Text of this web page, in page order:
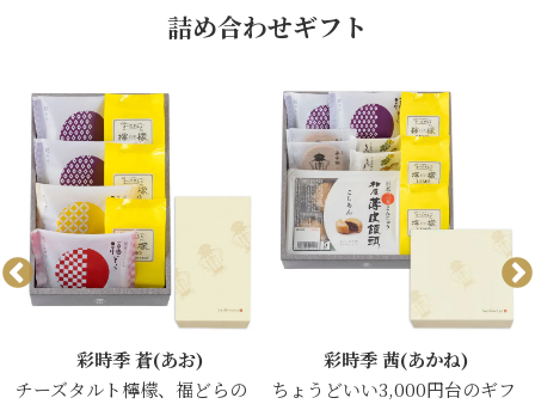
詰め合わせギフト
彩時季 蒼(あお)
チーズタルト檸檬、福どらの
彩時季 茜(あかね)
ちょうどいい3,000円台のギフ